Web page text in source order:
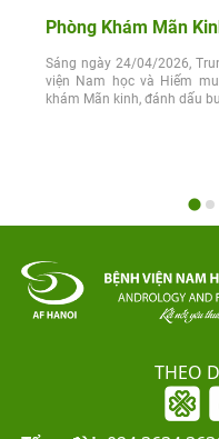
Phòng Khám Mãn
Sáng ngày 24/04/2026,
viện Nam học và Hiếm
khám Mãn kinh, đánh dấu
THEO